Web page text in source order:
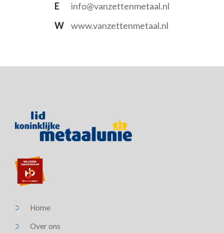
E
info@vanzettenmetaal.nl
W
www.vanzettenmetaal.nl
Home
Over ons